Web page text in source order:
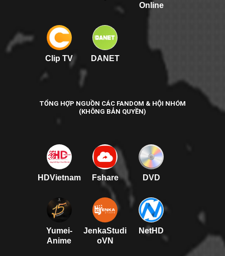
Online
Clip TV DANET
TỔNG HỢP NGUỒN CÁC FANDOM & HỘI NHÓM
(KHÔNG BẢN QUYỀN)
HDVietnam Fshare DVD
Yumei-
Anime
JenkaStudi
oVN
NetHD